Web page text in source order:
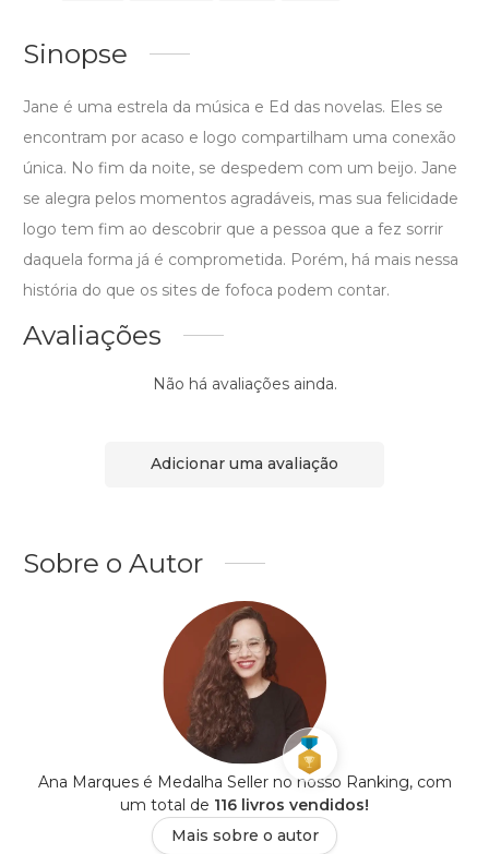
Sinopse
Jane é uma estrela da música e Ed das novelas. Eles se
encontram por acaso e logo compartilham uma conexão
única. No fim da noite, se despedem com um beijo. Jane
se alegra pelos momentos agradáveis, mas sua felicidade
logo tem fim ao descobrir que a pessoa que a fez sorrir
daquela forma já é comprometida. Porém, há mais nessa
história do que os sites de fofoca podem contar.
Avaliações
Não há avaliações ainda.
Adicionar uma avaliação
Sobre o Autor
Ana Marques é Medalha Seller no nosso Ranking, com
um total de 116 livros vendidos!
Mais sobre o autor